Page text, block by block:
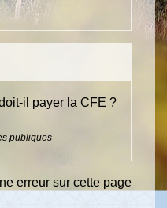
il payer la CFE ?
publiques
erreur sur cette page